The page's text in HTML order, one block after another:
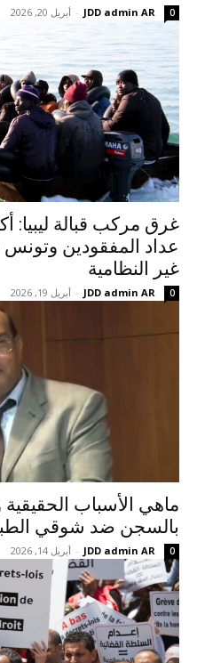
JDD admin AR
- أبريل 20, 2026 0
عداد المفقودين
غير النظامية
JDD admin AR
- أبريل 19, 2026 0
ماهي الأسباب الحقيقية
بالسجن ضد شوقي
JDD admin AR
- أبريل 14, 2026 0